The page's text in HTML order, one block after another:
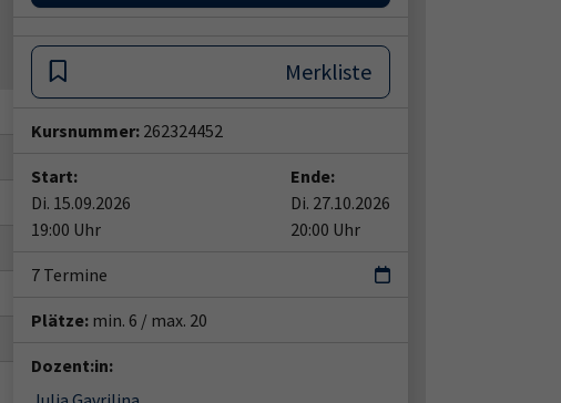
Merkliste
Kursnummer: 262324452
Start:
Di. 15.09.2026
19:00 Uhr
Ende:
Di. 27.10.2026
20:00 Uhr
7 Termine
Plätze: min. 6 / max. 20
Dozent:in: